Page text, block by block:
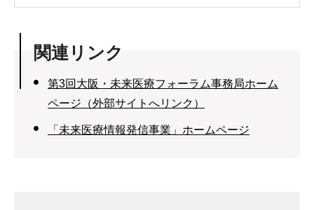
関連リンク
第3回大阪・未来医療フォーラム事務局ホーム
ページ（外部サイトへリンク）
「未来医療情報発信事業」ホームページ